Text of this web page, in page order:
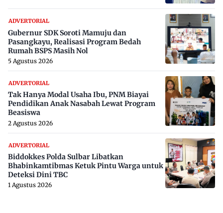
ADVERTORIAL
Gubernur SDK Soroti Mamuju dan
Pasangkayu, Realisasi Program Bedah
Rumah BSPS Masih Nol
5 Agustus 2026
ADVERTORIAL
Tak Hanya Modal Usaha Ibu, PNM Biayai
Pendidikan Anak Nasabah Lewat Program
Beasiswa
2 Agustus 2026
ADVERTORIAL
Biddokkes Polda Sulbar Libatkan
Bhabinkamtibmas Ketuk Pintu Warga untuk
Deteksi Dini TBC
1 Agustus 2026